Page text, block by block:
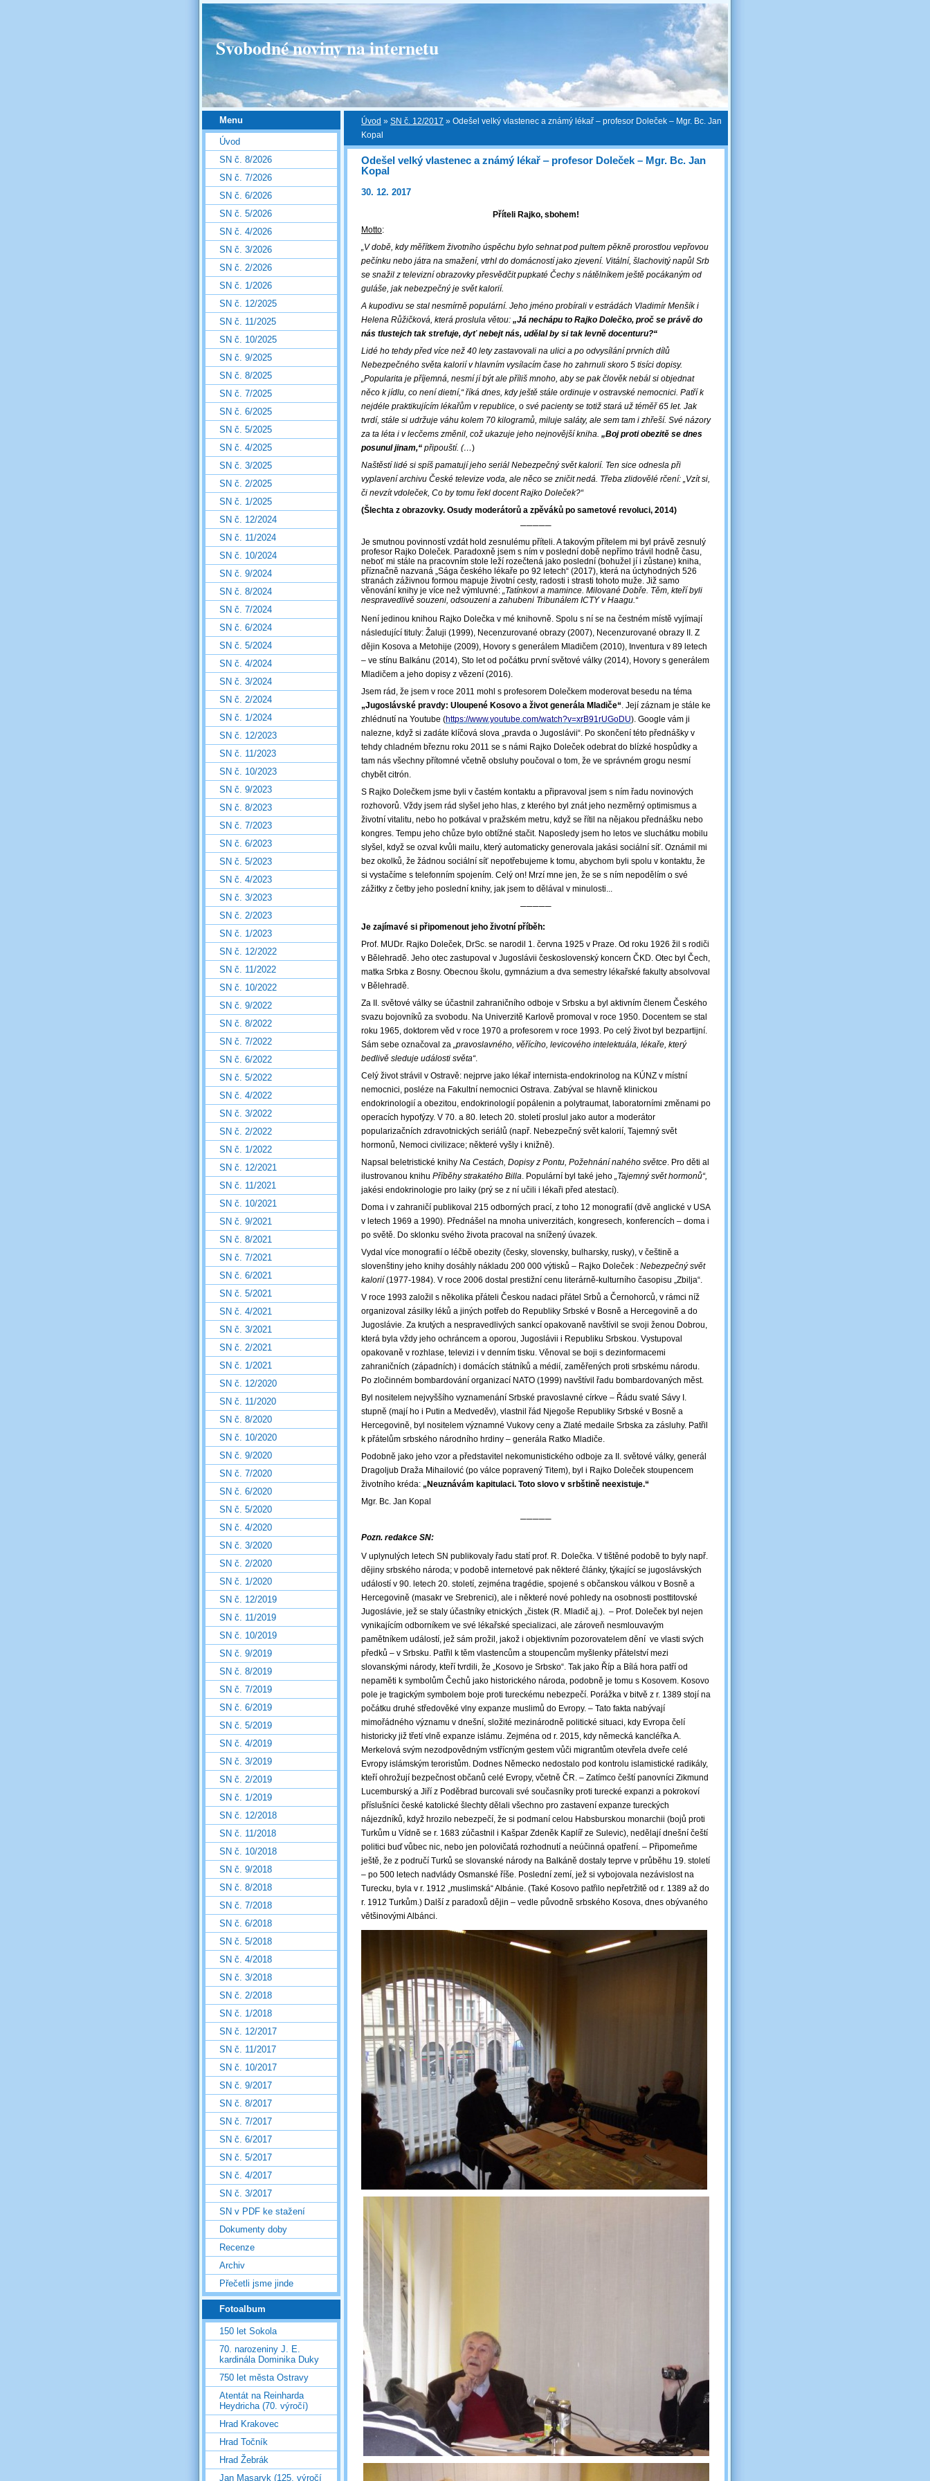
Svobodné noviny na internetu
Úvod » SN č. 12/2017 » Odešel velký vlastenec a známý lékař ‒ profesor Doleček – Mgr. Bc. Jan
Kopal
Odešel velký vlastenec a známý lékař ‒ profesor Doleček – Mgr. Bc. Jan
Kopal
30. 12. 2017
Příteli Rajko, sbohem!
Motto:
„V době, kdy měřítkem životního úspěchu bylo sehnat pod pultem pěkně prorostlou vepřovou
pečínku nebo játra na smažení, vtrhl do domácností jako zjevení. Vitální, šlachovitý napůl Srb
se snažil z televizní obrazovky přesvědčit pupkaté Čechy s nátělníkem ještě pocákaným od
guláše, jak nebezpečný je svět kalorií.
A kupodivu se stal nesmírně populární. Jeho jméno probírali v estrádách Vladimír Menšík i
Helena Růžičková, která proslula větou: „Já nechápu to Rajko Dolečko, proč se právě do
nás tlustejch tak strefuje, dyť nebejt nás, udělal by si tak levně docenturu?“
Lidé ho tehdy před více než 40 lety zastavovali na ulici a po odvysílání prvních dílů
Nebezpečného světa kalorií v hlavním vysílacím čase ho zahrnuli skoro 5 tisíci dopisy.
„Popularita je příjemná, nesmí jí být ale příliš mnoho, aby se pak člověk nebál si objednat
něco k jídlu, co není dietní,“ říká dnes, kdy ještě stále ordinuje v ostravské nemocnici. Patří k
nejdéle praktikujícím lékařům v republice, o své pacienty se totiž stará už téměř 65 let. Jak
tvrdí, stále si udržuje váhu kolem 70 kilogramů, miluje saláty, ale sem tam i zhřeší. Své názory
za ta léta i v lecčems změnil, což ukazuje jeho nejnovější kniha. „Boj proti obezitě se dnes
posunul jinam,“ připouští. (…)
Naštěstí lidé si spíš pamatují jeho seriál Nebezpečný svět kalorií. Ten sice odnesla při
vyplavení archivu České televize voda, ale něco se zničit nedá. Třeba zlidovělé rčení: „Vzít si,
či nevzít vdoleček, Co by tomu řekl docent Rajko Doleček?“
(Šlechta z obrazovky. Osudy moderátorů a zpěváků po sametové revoluci, 2014)
─────
Je smutnou povinností vzdát hold zesnulému příteli. A takovým přítelem mi byl právě zesnulý
profesor Rajko Doleček. Paradoxně jsem s ním v poslední době nepřímo trávil hodně času,
neboť mi stále na pracovním stole leží rozečtená jako poslední (bohužel jí i zůstane) kniha,
příznačně nazvaná „Sága českého lékaře po 92 letech“ (2017), která na úctyhodných 526
stranách záživnou formou mapuje životní cesty, radosti i strasti tohoto muže. Již samo
věnování knihy je více než výmluvné: „Tatínkovi a mamince. Milované Dobře. Těm, kteří byli
nespravedlivě souzeni, odsouzeni a zahubeni Tribunálem ICTY v Haagu.“
Není jedinou knihou Rajko Dolečka v mé knihovně. Spolu s ní se na čestném místě vyjímají
následující tituly: Žaluji (1999), Necenzurované obrazy (2007), Necenzurované obrazy II. Z
dějin Kosova a Metohije (2009), Hovory s generálem Mladičem (2010), Inventura v 89 letech
– ve stínu Balkánu (2014), Sto let od počátku první světové války (2014), Hovory s generálem
Mladičem a jeho dopisy z vězení (2016).
Jsem rád, že jsem v roce 2011 mohl s profesorem Dolečkem moderovat besedu na téma
„Jugoslávské pravdy: Uloupené Kosovo a život generála Mladiče“. Její záznam je stále ke
zhlédnutí na Youtube (https://www.youtube.com/watch?v=xrB91rUGoDU). Google vám ji
nalezne, když si zadáte klíčová slova „pravda o Jugoslávii“. Po skončení této přednášky v
tehdy chladném březnu roku 2011 se s námi Rajko Doleček odebrat do blízké hospůdky a
tam nás všechny přítomné včetně obsluhy poučoval o tom, že ve správném grogu nesmí
chybět citrón.
S Rajko Dolečkem jsme byli v častém kontaktu a připravoval jsem s ním řadu novinových
rozhovorů. Vždy jsem rád slyšel jeho hlas, z kterého byl znát jeho nezměrný optimismus a
životní vitalitu, nebo ho potkával v pražském metru, když se řítil na nějakou přednášku nebo
kongres. Tempu jeho chůze bylo obtížné stačit. Naposledy jsem ho letos ve sluchátku mobilu
slyšel, když se ozval kvůli mailu, který automaticky generovala jakási sociální síť. Oznámil mi
bez okolků, že žádnou sociální síť nepotřebujeme k tomu, abychom byli spolu v kontaktu, že
si vystačíme s telefonním spojením. Celý on! Mrzí mne jen, že se s ním nepodělím o své
zážitky z četby jeho poslední knihy, jak jsem to dělával v minulosti...
─────
Je zajímavé si připomenout jeho životní příběh:
Prof. MUDr. Rajko Doleček, DrSc. se narodil 1. června 1925 v Praze. Od roku 1926 žil s rodiči
v Bělehradě. Jeho otec zastupoval v Jugoslávii československý koncern ČKD. Otec byl Čech,
matka Srbka z Bosny. Obecnou školu, gymnázium a dva semestry lékařské fakulty absolvoval
v Bělehradě.
Za II. světové války se účastnil zahraničního odboje v Srbsku a byl aktivním členem Českého
svazu bojovníků za svobodu. Na Univerzitě Karlově promoval v roce 1950. Docentem se stal
roku 1965, doktorem věd v roce 1970 a profesorem v roce 1993. Po celý život byl bezpartijní.
Sám sebe označoval za „pravoslavného, věřícího, levicového intelektuála, lékaře, který
bedlivě sleduje události světa“.
Celý život strávil v Ostravě: nejprve jako lékař internista-endokrinolog na KÚNZ v místní
nemocnici, posléze na Fakultní nemocnici Ostrava. Zabýval se hlavně klinickou
endokrinologií a obezitou, endokrinologií popálenin a polytraumat, laboratorními změnami po
operacích hypofýzy. V 70. a 80. letech 20. století proslul jako autor a moderátor
popularizačních zdravotnických seriálů (např. Nebezpečný svět kalorií, Tajemný svět
hormonů, Nemoci civilizace; některé vyšly i knižně).
Napsal beletristické knihy Na Cestách, Dopisy z Pontu, Požehnání nahého světce. Pro děti al
ilustrovanou knihu Příběhy strakatého Billa. Populární byl také jeho „Tajemný svět hormonů“,
jakési endokrinologie pro laiky (prý se z ní učili i lékaři před atestací).
Doma i v zahraničí publikoval 215 odborných prací, z toho 12 monografií (dvě anglické v USA
v letech 1969 a 1990). Přednášel na mnoha univerzitách, kongresech, konferencích ‒ doma i
po světě. Do sklonku svého života pracoval na snížený úvazek.
Vydal více monografií o léčbě obezity (česky, slovensky, bulharsky, rusky), v češtině a
slovenštiny jeho knihy dosáhly nákladu 200 000 výtisků – Rajko Doleček : Nebezpečný svět
kalorií (1977-1984). V roce 2006 dostal prestižní cenu literárně-kulturního časopisu „Zbilja“.
V roce 1993 založil s několika přáteli Českou nadaci přátel Srbů a Černohorců, v rámci níž
organizoval zásilky léků a jiných potřeb do Republiky Srbské v Bosně a Hercegovině a do
Jugoslávie. Za krutých a nespravedlivých sankcí opakovaně navštívil se svoji ženou Dobrou,
která byla vždy jeho ochráncem a oporou, Jugoslávii i Republiku Srbskou. Vystupoval
opakovaně v rozhlase, televizi i v denním tisku. Věnoval se boji s dezinformacemi
zahraničních (západních) i domácích státníků a médií, zaměřených proti srbskému národu.
Po zločinném bombardování organizací NATO (1999) navštívil řadu bombardovaných měst.
Byl nositelem nejvyššího vyznamenání Srbské pravoslavné církve ‒ Řádu svaté Sávy I.
stupně (mají ho i Putin a Medveděv), vlastnil řád Njegoše Republiky Srbské v Bosně a
Hercegovině, byl nositelem významné Vukovy ceny a Zlaté medaile Srbska za zásluhy. Patřil
k přátelům srbského národního hrdiny ‒ generála Ratko Mladiče.
Podobně jako jeho vzor a představitel nekomunistického odboje za II. světové války, generál
Dragoljub Draža Mihailović (po válce popravený Titem), byl i Rajko Doleček stoupencem
životního kréda: „Neuznávám kapitulaci. Toto slovo v srbštině neexistuje.“
Mgr. Bc. Jan Kopal
─────
Pozn. redakce SN:
V uplynulých letech SN publikovaly řadu statí prof. R. Dolečka. V tištěné podobě to byly např.
dějiny srbského národa; v podobě internetové pak některé články, týkající se jugoslávských
událostí v 90. letech 20. století, zejména tragédie, spojené s občanskou válkou v Bosně a
Hercegovině (masakr ve Srebrenici), ale i některé nové pohledy na osobnosti posttitovské
Jugoslávie, jež se staly účastníky etnických „čistek (R. Mladič aj.). ‒ Prof. Doleček byl nejen
vynikajícím odborníkem ve své lékařské specializaci, ale zároveň nesmlouvavým
pamětníkem událostí, jež sám prožil, jakož i objektivním pozorovatelem dění ve vlasti svých
předků – v Srbsku. Patřil k těm vlastencům a stoupencům myšlenky přátelství mezi
slovanskými národy, kteří tvrdili, že „Kosovo je Srbsko“. Tak jako Říp a Bílá hora patří od
nepaměti k symbolům Čechů jako historického národa, podobně je tomu s Kosovem. Kosovo
pole je tragickým symbolem boje proti tureckému nebezpečí. Porážka v bitvě z r. 1389 stojí na
počátku druhé středověké vlny expanze muslimů do Evropy. ‒ Tato fakta nabývají
mimořádného významu v dnešní, složité mezinárodně politické situaci, kdy Evropa čelí
historicky již třetí vlně expanze islámu. Zejména od r. 2015, kdy německá kancléřka A.
Merkelová svým nezodpovědným vstřícným gestem vůči migrantům otevřela dveře celé
Evropy islámským teroristům. Dodnes Německo nedostalo pod kontrolu islamistické radikály,
kteří ohrožují bezpečnost občanů celé Evropy, včetně ČR. ‒ Zatímco čeští panovníci Zikmund
Lucemburský a Jiří z Poděbrad burcovali své současníky proti turecké expanzi a pokrokoví
příslušníci české katolické šlechty dělali všechno pro zastavení expanze tureckých
nájezdníků, když hrozilo nebezpečí, že si podmaní celou Habsburskou monarchii (bojů proti
Turkům u Vídně se r. 1683 zúčastnil i Kašpar Zdeněk Kaplíř ze Sulevic), nedělají dnešní čeští
politici buď vůbec nic, nebo jen polovičatá rozhodnutí a neúčinná opatření. ‒ Připomeňme
ještě, že z područí Turků se slovanské národy na Balkáně dostaly teprve v průběhu 19. století
– po 500 letech nadvlády Osmanské říše. Poslední zemí, jež si vybojovala nezávislost na
Turecku, byla v r. 1912 „muslimská“ Albánie. (Také Kosovo patřilo nepřetržitě od r. 1389 až do
r. 1912 Turkům.) Další z paradoxů dějin – vedle původně srbského Kosova, dnes obývaného
většinovými Albánci.
Menu
Úvod
SN č. 8/2026
SN č. 7/2026
SN č. 6/2026
SN č. 5/2026
SN č. 4/2026
SN č. 3/2026
SN č. 2/2026
SN č. 1/2026
SN č. 12/2025
SN č. 11/2025
SN č. 10/2025
SN č. 9/2025
SN č. 8/2025
SN č. 7/2025
SN č. 6/2025
SN č. 5/2025
SN č. 4/2025
SN č. 3/2025
SN č. 2/2025
SN č. 1/2025
SN č. 12/2024
SN č. 11/2024
SN č. 10/2024
SN č. 9/2024
SN č. 8/2024
SN č. 7/2024
SN č. 6/2024
SN č. 5/2024
SN č. 4/2024
SN č. 3/2024
SN č. 2/2024
SN č. 1/2024
SN č. 12/2023
SN č. 11/2023
SN č. 10/2023
SN č. 9/2023
SN č. 8/2023
SN č. 7/2023
SN č. 6/2023
SN č. 5/2023
SN č. 4/2023
SN č. 3/2023
SN č. 2/2023
SN č. 1/2023
SN č. 12/2022
SN č. 11/2022
SN č. 10/2022
SN č. 9/2022
SN č. 8/2022
SN č. 7/2022
SN č. 6/2022
SN č. 5/2022
SN č. 4/2022
SN č. 3/2022
SN č. 2/2022
SN č. 1/2022
SN č. 12/2021
SN č. 11/2021
SN č. 10/2021
SN č. 9/2021
SN č. 8/2021
SN č. 7/2021
SN č. 6/2021
SN č. 5/2021
SN č. 4/2021
SN č. 3/2021
SN č. 2/2021
SN č. 1/2021
SN č. 12/2020
SN č. 11/2020
SN č. 8/2020
SN č. 10/2020
SN č. 9/2020
SN č. 7/2020
SN č. 6/2020
SN č. 5/2020
SN č. 4/2020
SN č. 3/2020
SN č. 2/2020
SN č. 1/2020
SN č. 12/2019
SN č. 11/2019
SN č. 10/2019
SN č. 9/2019
SN č. 8/2019
SN č. 7/2019
SN č. 6/2019
SN č. 5/2019
SN č. 4/2019
SN č. 3/2019
SN č. 2/2019
SN č. 1/2019
SN č. 12/2018
SN č. 11/2018
SN č. 10/2018
SN č. 9/2018
SN č. 8/2018
SN č. 7/2018
SN č. 6/2018
SN č. 5/2018
SN č. 4/2018
SN č. 3/2018
SN č. 2/2018
SN č. 1/2018
SN č. 12/2017
SN č. 11/2017
SN č. 10/2017
SN č. 9/2017
SN č. 8/2017
SN č. 7/2017
SN č. 6/2017
SN č. 5/2017
SN č. 4/2017
SN č. 3/2017
SN v PDF ke stažení
Dokumenty doby
Recenze
Archiv
Přečetli jsme jinde
Fotoalbum
150 let Sokola
70. narozeniny J. E.
kardinála Dominika Duky
750 let města Ostravy
Atentát na Reinharda
Heydricha (70. výročí)
Hrad Krakovec
Hrad Točník
Hrad Žebrák
Jan Masaryk (125. výročí